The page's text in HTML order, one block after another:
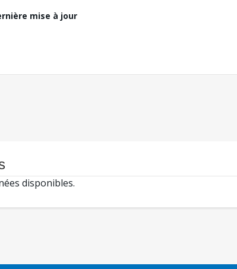
mise à jour
disponibles.